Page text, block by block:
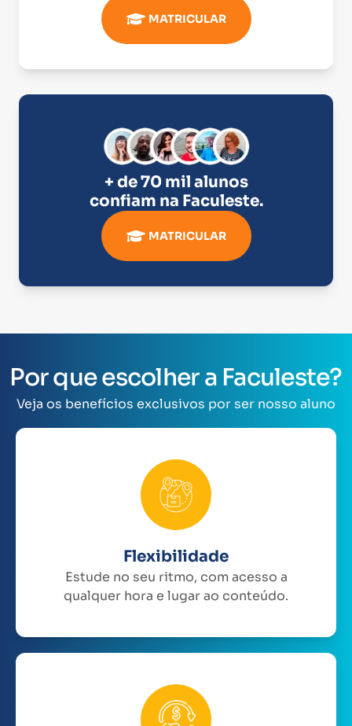
MATRICULAR
+ de 70 mil alunos
confiam na Faculeste.
MATRICULAR
Por que escolher a Faculeste?
Veja os benefícios exclusivos por ser nosso aluno
Flexibilidade
Estude no seu ritmo, com acesso a
qualquer hora e lugar ao conteúdo.